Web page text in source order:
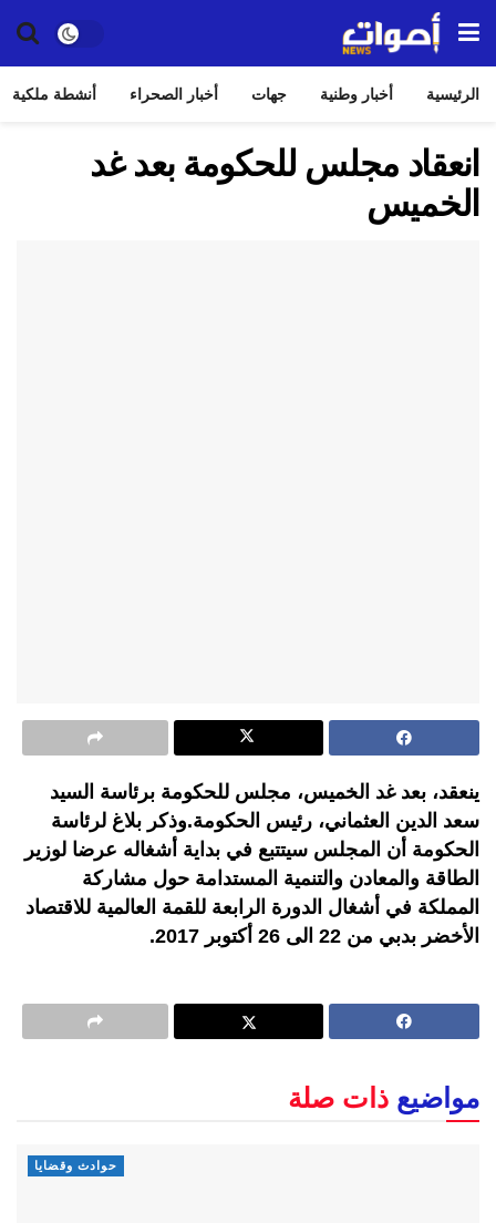
الرئيسية أخبار وطنية جهات أخبار الصحراء أنشطة ملكية
انعقاد مجلس للحكومة بعد غد
الخميس
ينعقد، بعد غد الخميس، مجلس للحكومة برئاسة السيد
سعد الدين العثماني، رئيس الحكومة.وذكر بلاغ لرئاسة
الحكومة أن المجلس سيتتبع في بداية أشغاله عرضا لوزير
الطاقة والمعادن والتنمية المستدامة حول مشاركة
المملكة في أشغال الدورة الرابعة للقمة العالمية للاقتصاد
الأخضر بدبي من 22 الى 26 أكتوبر 2017.
مواضيع ذات صلة
حوادث وقضايا